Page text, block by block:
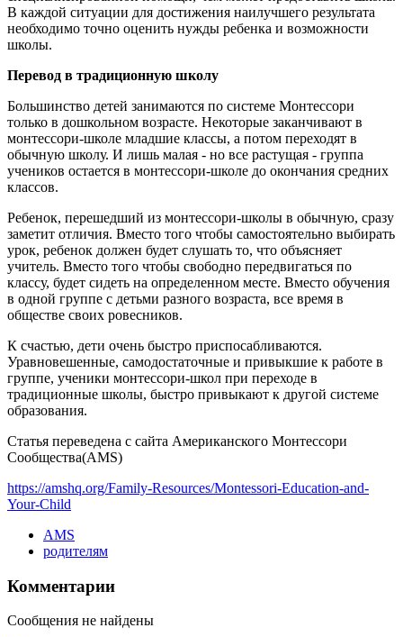
В каждой ситуации для достижения наилучшего результата
необходимо точно оценить нужды ребенка и возможности
школы.
Перевод в традиционную школу
Большинство детей занимаются по системе Монтессори
только в дошкольном возрасте. Некоторые заканчивают в
монтессори-школе младшие классы, а потом переходят в
обычную школу. И лишь малая - но все растущая - группа
учеников остается в монтессори-школе до окончания средних
классов.
Ребенок, перешедший из монтессори-школы в обычную, сразу
заметит отличия. Вместо того чтобы самостоятельно выбирать
урок, ребенок должен будет слушать то, что объясняет
учитель. Вместо того чтобы свободно передвигаться по
классу, будет сидеть на определенном месте. Вместо обучения
в одной группе с детьми разного возраста, все время в
обществе своих ровесников.
К счастью, дети очень быстро приспосабливаются.
Уравновешенные, самодостаточные и привыкшие к работе в
группе, ученики монтессори-школ при переходе в
традиционные школы, быстро привыкают к другой системе
образования.
Статья переведена с сайта Американского Монтессори
Сообщества(AMS)
https://amshq.org/Family-Resources/Montessori-Education-and-
Your-Child
AMS
родителям
Комментарии
Сообщения не найдены